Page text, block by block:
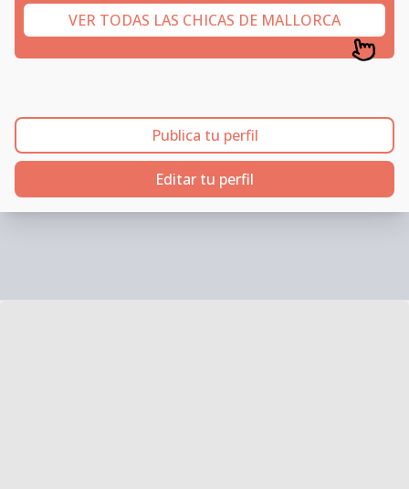
VER TODAS LAS CHICAS DE MALLORCA
Publica tu perfil
Editar tu perfil